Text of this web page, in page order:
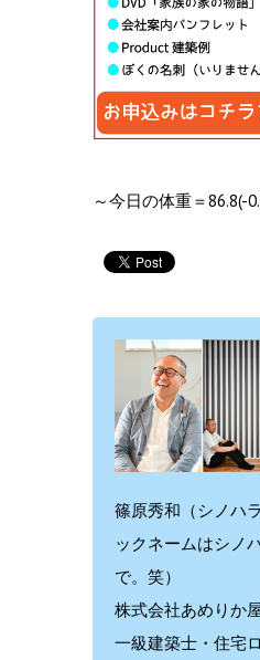
～今日の体重＝86.8(-
篠原秀和（シノハ
ックネームはシノ
で。笑）
株式会社あめりか
一級建築士・住宅